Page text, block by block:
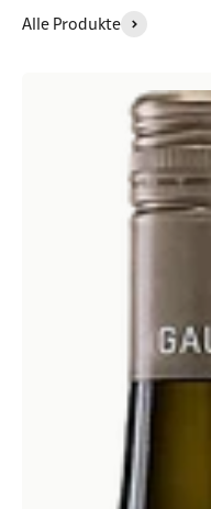
Alle Produkte